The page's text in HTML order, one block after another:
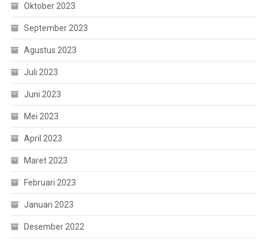
Oktober 2023
September 2023
Agustus 2023
Juli 2023
Juni 2023
Mei 2023
April 2023
Maret 2023
Februari 2023
Januari 2023
Desember 2022